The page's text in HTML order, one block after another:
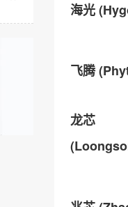
海光
飞腾
龙芯